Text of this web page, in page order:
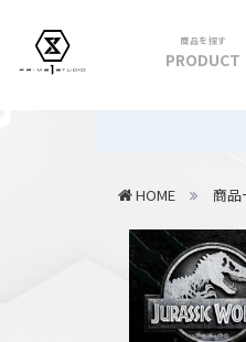
商品を探す
PRODUCT
PRIME 1 STATUE
PRIME COLLECTIBLE
HOME 商品